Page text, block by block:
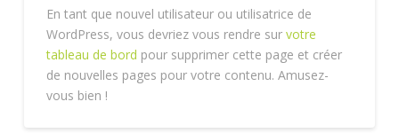
En tant que nouvel utilisateur ou utilisatrice de
WordPress, vous devriez vous rendre sur votre
tableau de bord pour supprimer cette page et créer
de nouvelles pages pour votre contenu. Amusez-
vous bien !